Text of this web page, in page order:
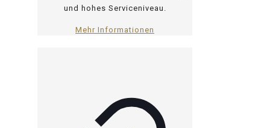
und hohes Serviceniveau.
Mehr Informationen